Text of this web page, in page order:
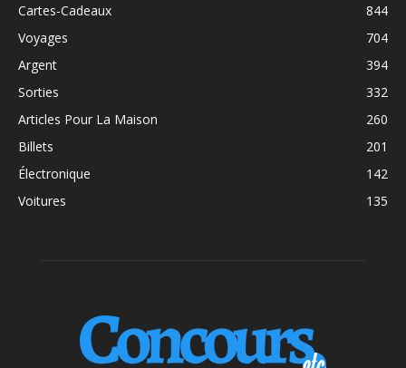
Cartes-Cadeaux
844
Voyages
704
Argent
394
Sorties
332
Articles Pour La Maison
260
Billets
201
Électronique
142
Voitures
135